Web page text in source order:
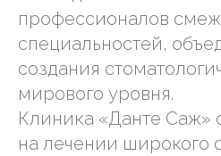
профессионалов
специальностей,
создания
мирового уровня.
Клиника «Данте Саж»
на лечении широкого